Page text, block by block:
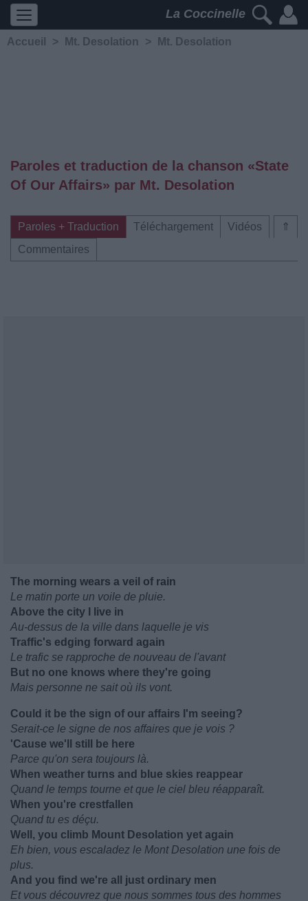
La Coccinelle
Accueil > Mt. Desolation > Mt. Desolation
Paroles et traduction de la chanson «State
Of Our Affairs» par Mt. Desolation
⇑
Paroles + Traduction Téléchargement
Vidéos
Commentaires
The morning wears a veil of rain
Le matin porte un voile de pluie.
Above the city I live in
Au-dessus de la ville dans laquelle je vis
Traffic's edging forward again
Le trafic se rapproche de nouveau de l'avant
But no one knows where they're going
Mais personne ne sait où ils vont.
Could it be the sign of our affairs I'm seeing?
Serait-ce le signe de nos affaires que je vois ?
'Cause we'll still be here
Parce qu'on sera toujours là.
When weather turns and blue skies reappear
Quand le temps tourne et que le ciel bleu réapparaît.
When you're crestfallen
Quand tu es déçu.
Well, you climb Mount Desolation yet again
Eh bien, vous escaladez le Mont Desolation une fois de
plus.
And you find we're all just ordinary men
Et vous découvrez que nous sommes tous des hommes